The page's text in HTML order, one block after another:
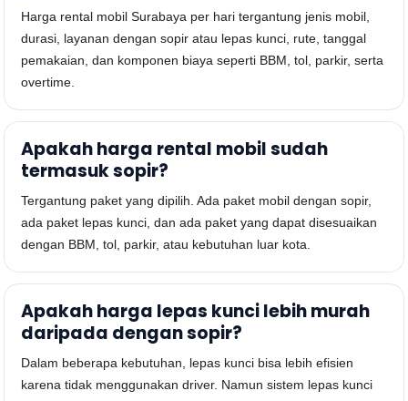
Harga rental mobil Surabaya per hari tergantung jenis mobil,
durasi, layanan dengan sopir atau lepas kunci, rute, tanggal
pemakaian, dan komponen biaya seperti BBM, tol, parkir, serta
overtime.
Apakah harga rental mobil sudah
termasuk sopir?
Tergantung paket yang dipilih. Ada paket mobil dengan sopir,
ada paket lepas kunci, dan ada paket yang dapat disesuaikan
dengan BBM, tol, parkir, atau kebutuhan luar kota.
Apakah harga lepas kunci lebih murah
daripada dengan sopir?
Dalam beberapa kebutuhan, lepas kunci bisa lebih efisien
karena tidak menggunakan driver. Namun sistem lepas kunci